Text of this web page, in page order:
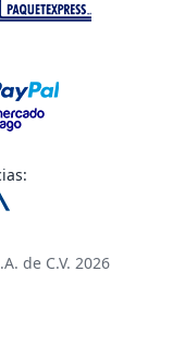
de C.V. 2026